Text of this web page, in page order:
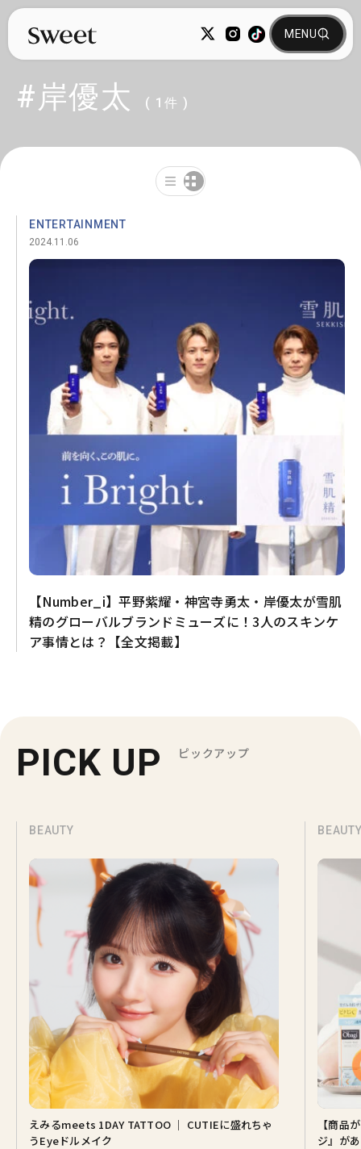
#岸優太 ( 1件 )
ENTERTAINMENT
2024.11.06
【Number_i】平野紫耀・神宮寺勇太・岸優太が雪肌
精のグローバルブランドミューズに！3人のスキンケ
ア事情とは？【全文掲載】
PICK UP ピックアップ
BEAUTY
えみるmeets 1DAY TATTOO ｜ CUTIEに盛れちゃ
うEyeドルメイク
【商品
ジ』が